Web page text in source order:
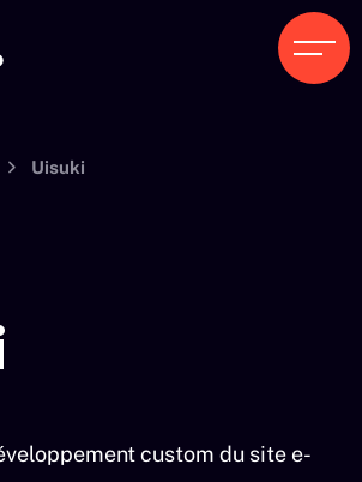
Uisuki
custom du site e-